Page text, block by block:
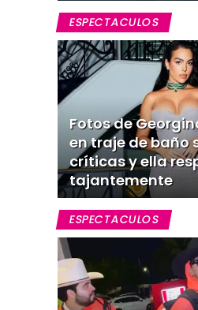
ESPECTACULOS
Fotos de
en traje de baño
críticas y ella
tajantemente
ESPECTACULOS